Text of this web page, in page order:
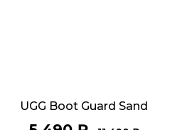
UGG Boot Guard Sand